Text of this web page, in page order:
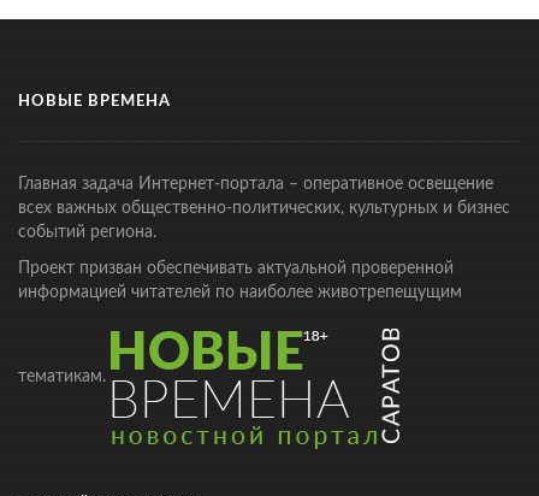
НОВЫЕ ВРЕМЕНА
Главная задача Интернет-портала – оперативное освещение
всех важных общественно-политических, культурных и бизнес
событий региона.
Проект призван обеспечивать актуальной проверенной
информацией читателей по наиболее животрепещущим
тематикам.